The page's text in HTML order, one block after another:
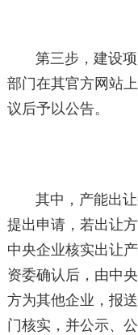
第三步，建设
部门在其官方网站
议后予以公告。
其中，产能出
提出申请，若出让
中央企业核实出让
资委确认后，由中
方为其他企业，报
门核实，并公示、公